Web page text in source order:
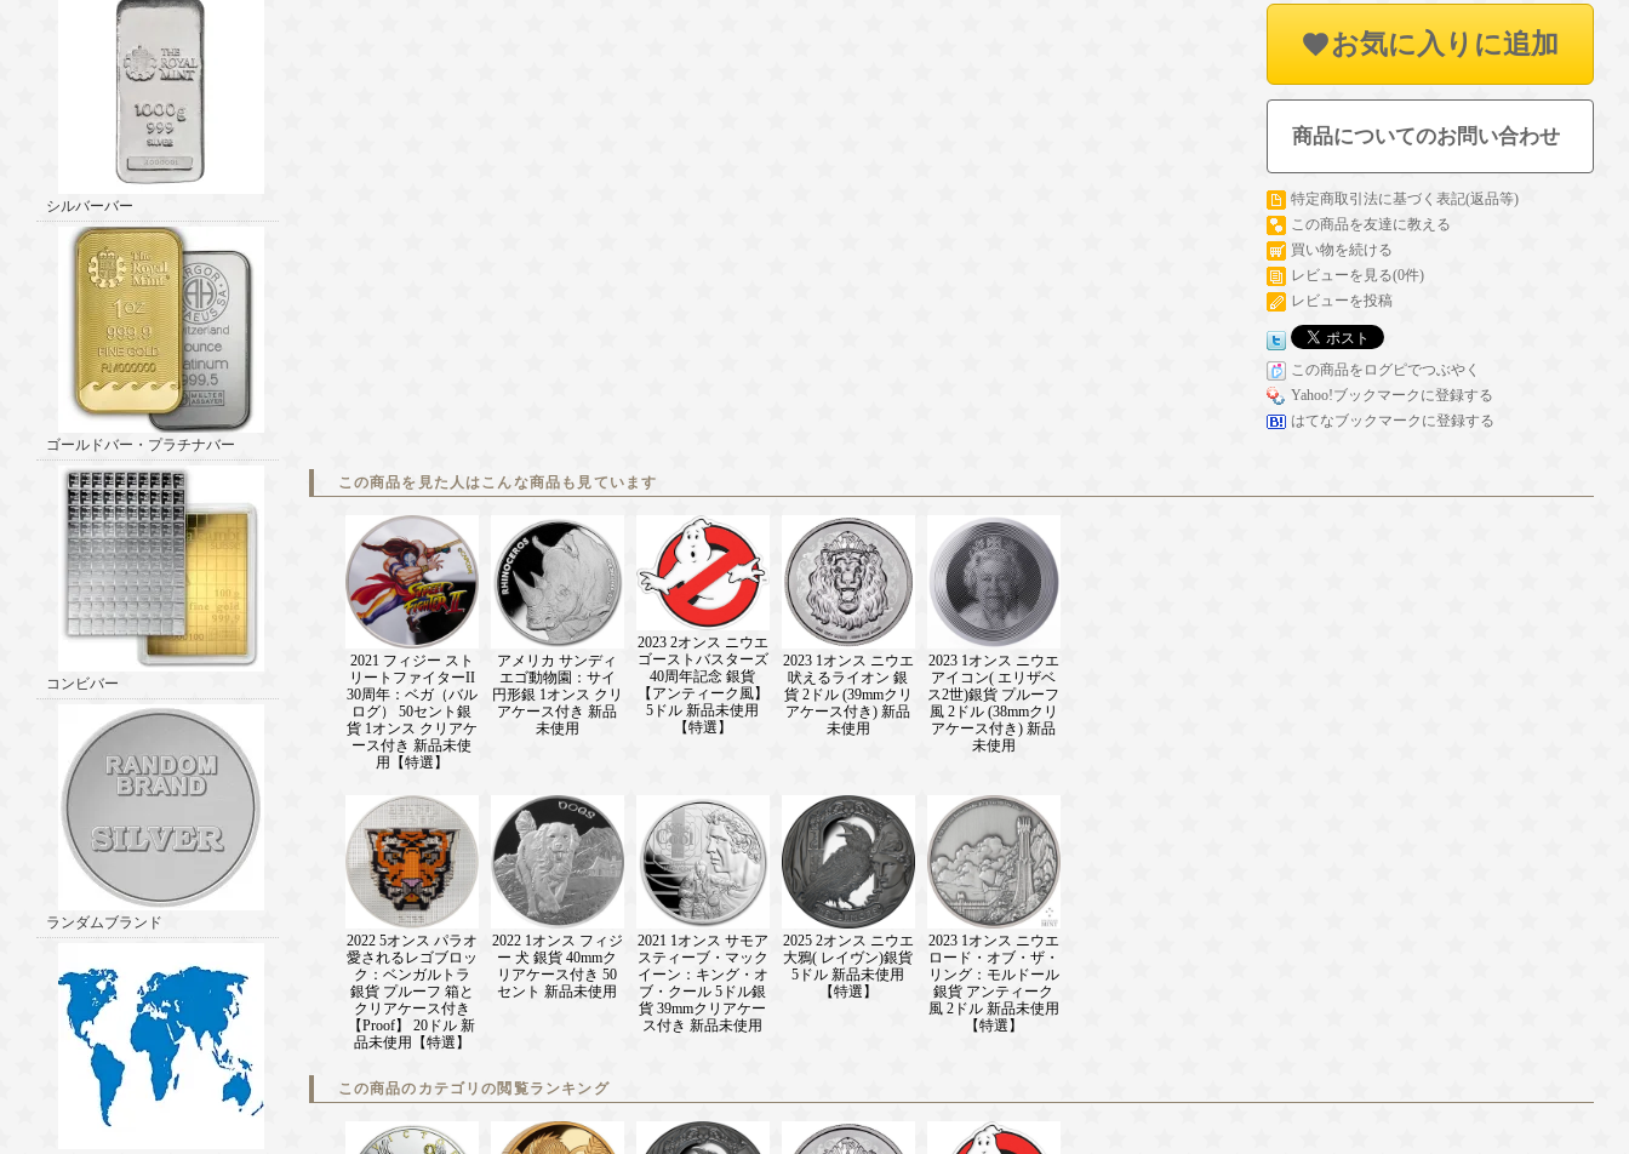
シルバーバー
ゴールドバー・プラチナバー
コンビバー
ランダムブランド
お気に入りに追加
商品についてのお問い合わせ
特定商取引法に基づく表記(返品等)
この商品を友達に教える
買い物を続ける
レビューを見る(0件)
レビューを投稿
この商品をログピでつぶやく
Yahoo!ブックマークに登録する
はてなブックマークに登録する
この商品を見た人はこんな商品も見ています
2021 フィジー スト
リートファイターII
30周年：ベガ（バル
ログ） 50セント銀
貨 1オンス クリアケ
ース付き 新品未使
用【特選】
アメリカ サンディ
エゴ動物園：サイ
円形銀 1オンス クリ
アケース付き 新品
未使用
2023 2オンス ニウエ
ゴーストバスターズ
40周年記念 銀貨
【アンティーク風】
5ドル 新品未使用
【特選】
2023 1オンス ニウエ
吠えるライオン 銀
貨 2ドル (39mmクリ
アケース付き) 新品
未使用
2023 1オンス ニウエ
アイコン( エリザベ
ス2世)銀貨 プルーフ
風 2ドル (38mmクリ
アケース付き) 新品
未使用
2022 5オンス パラオ
愛されるレゴブロッ
ク：ベンガルトラ
銀貨 プルーフ 箱と
クリアケース付き
【Proof】 20ドル 新
品未使用【特選】
2022 1オンス フィジ
ー 犬 銀貨 40mmク
リアケース付き 50
セント 新品未使用
2021 1オンス サモア
スティーブ・マック
イーン：キング・オ
ブ・クール 5ドル銀
貨 39mmクリアケー
ス付き 新品未使用
2025 2オンス ニウエ
大鴉( レイヴン)銀貨
5ドル 新品未使用
【特選】
2023 1オンス ニウエ
ロード・オブ・ザ・
リング：モルドール
銀貨 アンティーク
風 2ドル 新品未使用
【特選】
この商品のカテゴリの閲覧ランキング